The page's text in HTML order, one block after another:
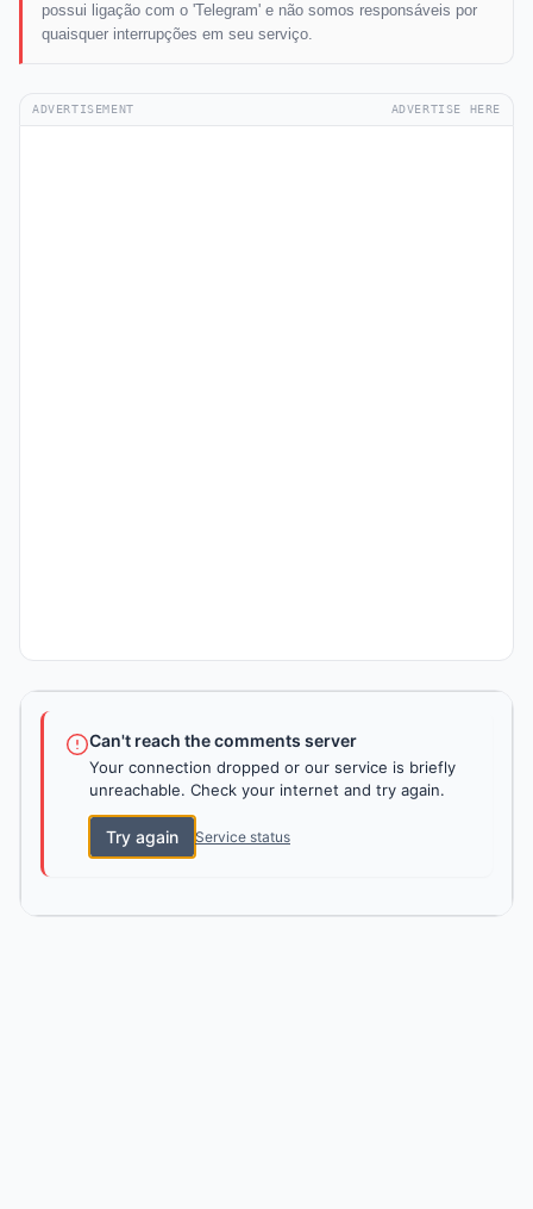
possui ligação com o 'Telegram' e não somos responsáveis por
quaisquer interrupções em seu serviço.
ADVERTISEMENT ADVERTISE HERE
Can't reach the comments server
Your connection dropped or our service is briefly
unreachable. Check your internet and try again.
Try again Service status